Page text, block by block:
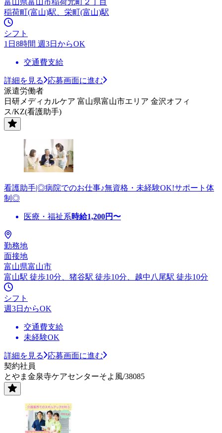
稲荷町(富山)駅、栄町(富山)駅
シフト
1日8時間 週3日からOK
交通費支給
詳細を見る
応募画面に進む
派遣労働者
日研メディカルケア 富山県富山市エリア 金沢オフィ
ス/KZ(看護助手)
看護助手|◎病院でのお仕事♪無資格・未経験OK!サポート体
制◎
医療・福祉系時給1,200円〜
勤務地
面接地
富山県富山市
富山駅 徒歩10分、猪谷駅 徒歩10分、越中八尾駅 徒歩10分
シフト
週3日からOK
交通費支給
未経験OK
詳細を見る
応募画面に進む
契約社員
とやま金泉寺ケアセンターそよ風/38085